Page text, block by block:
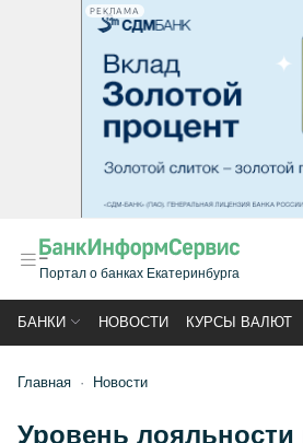
РЕКЛАМА
Портал о банках Екатеринбурга
БАНКИ НОВОСТИ КУРСЫ ВАЛЮТ
Главная Новости
Уровень лояльности